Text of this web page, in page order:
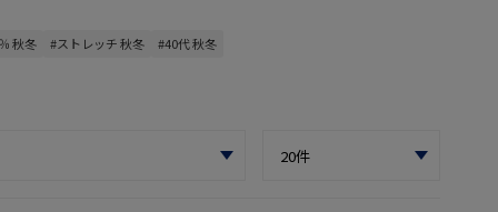
秋冬 #ストレッチ 秋冬 #40代 秋冬